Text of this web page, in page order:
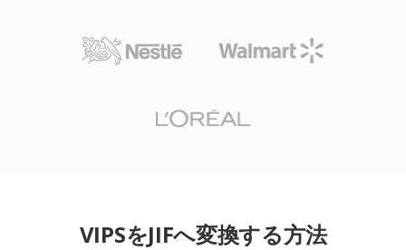
VIPSをJIFへ変換する方法